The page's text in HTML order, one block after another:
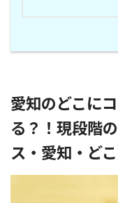
愛知のどこに
る？！現段階
ス・愛知・どこ